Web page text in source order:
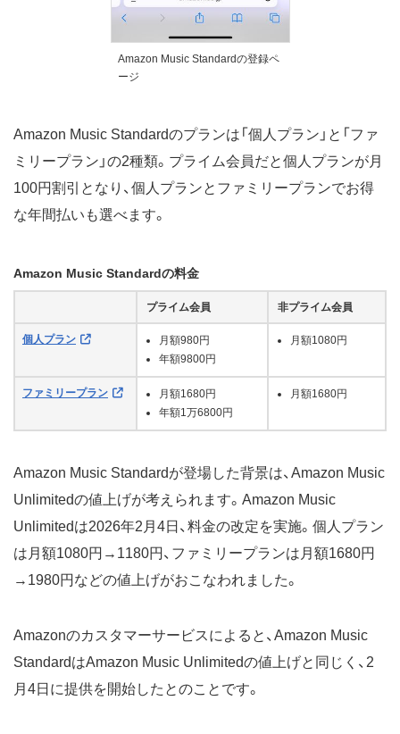
Amazon Music Standardの登録ペ
ージ
Amazon Music Standardのプランは「個人プラン」と「ファ
ミリープラン」の2種類。プライム会員だと個人プランが月
100円割引となり、個人プランとファミリープランでお得
な年間払いも選べます。
Amazon Music Standardの料金
プライム会員 非プライム会員
個人プラン
月額980円
年額9800円
月額1080円
ファミリープラン
月額1680円
年額1万6800円
月額1680円
Amazon Music Standardが登場した背景は、Amazon Music
Unlimitedの値上げが考えられます。Amazon Music
Unlimitedは2026年2月4日、料金の改定を実施。個人プラン
は月額1080円→1180円、ファミリープランは月額1680円
→1980円などの値上げがおこなわれました。
Amazonのカスタマーサービスによると、Amazon Music
StandardはAmazon Music Unlimitedの値上げと同じく、2
月4日に提供を開始したとのことです。